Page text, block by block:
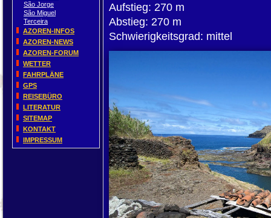
Aufstieg: 270 m
Abstieg: 270 m
Schwierigkeitsgrad: mittel
São Jorge
São Miguel
Terceira
AZOREN-INFOS
AZOREN-NEWS
AZOREN-FORUM
WETTER
FAHRPLÄNE
GPS
REISEBÜRO
LITERATUR
SITEMAP
KONTAKT
IMPRESSUM